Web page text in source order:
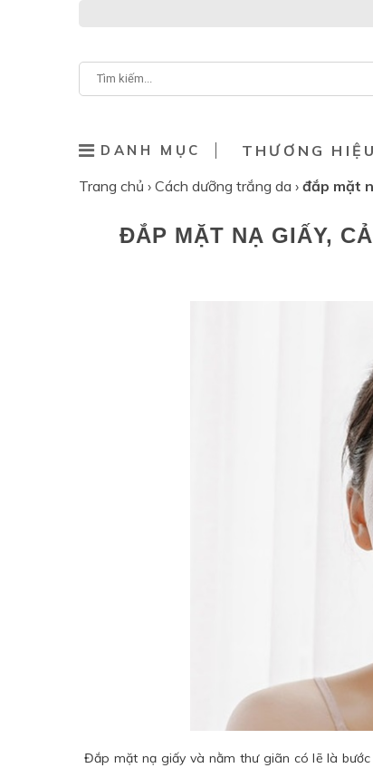
DANH MỤC THƯƠNG HIỆU
Trang chủ › Cách dưỡng trắng da › đắp mặt
ĐẮP MẶT NẠ GIẤY,
Đắp mặt nạ giấy và nằm thư giãn có lẽ là